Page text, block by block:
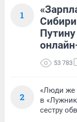
1
53 783
2
«Люди же
в
сестру